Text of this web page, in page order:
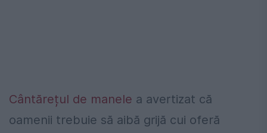
Cântărețul de manele a avertizat că
oamenii trebuie să aibă grijă cui oferă